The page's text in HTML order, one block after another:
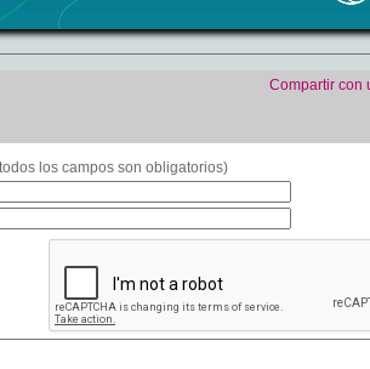
Compartir con
los campos son obligatorios)